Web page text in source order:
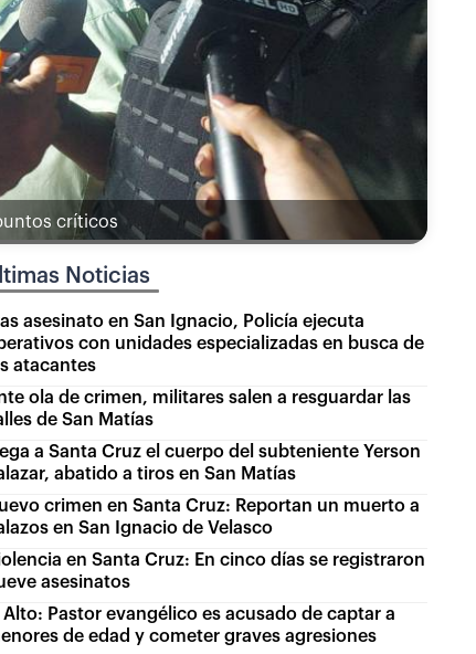
críticos
Noticias
asesinato en San Ignacio, Policía ejecuta
con unidades especializadas en busca de
atacantes
ola de crimen, militares salen a resguardar las
de San Matías
a Santa Cruz el cuerpo del subteniente Yerson
abatido a tiros en San Matías
crimen en Santa Cruz: Reportan un muerto a
en San Ignacio de Velasco
en Santa Cruz: En cinco días se registraron
asesinatos
Alto: Pastor evangélico es acusado de captar a
de edad y cometer graves agresiones